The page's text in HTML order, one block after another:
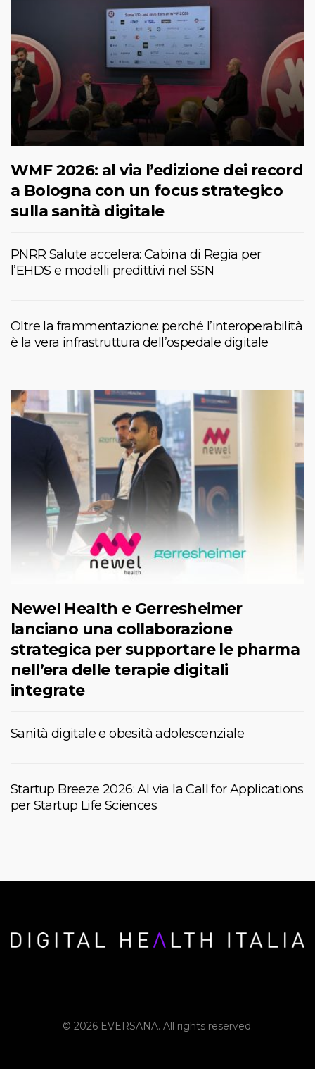
WMF 2026: al via l’edizione dei record
a Bologna con un focus strategico
sulla sanità digitale
PNRR Salute accelera: Cabina di Regia per
l’EHDS e modelli predittivi nel SSN
Oltre la frammentazione: perché l’interoperabilità
è la vera infrastruttura dell’ospedale digitale
Newel Health e Gerresheimer
lanciano una collaborazione
strategica per supportare le pharma
nell’era delle terapie digitali
integrate
Sanità digitale e obesità adolescenziale
Startup Breeze 2026: Al via la Call for Applications
per Startup Life Sciences
© 2026 EVERSANA. All rights reserved.